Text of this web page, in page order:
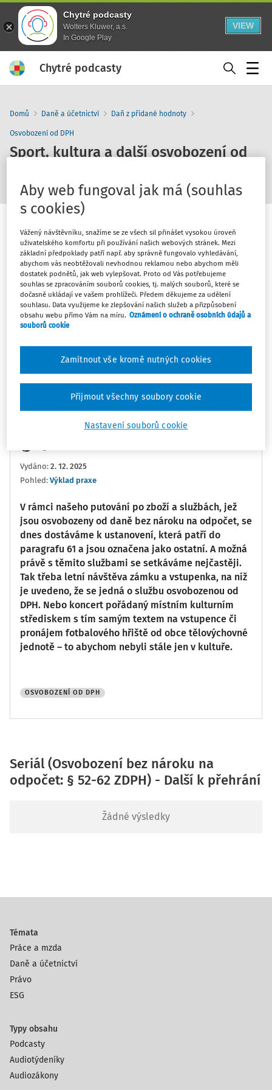
Chytré podcasty
Wolters Kluwer, a.s.
In Google Play
VIEW
Chytré podcasty
Domů Daně a účetnictví Daň z přidané hodnoty
Osvobození od DPH
Sport, kultura a další osvobození od
0:00 02:25
10 30 1x
Oblíbené
Poznámka
Náměty
Sledovat
Sdílet
Informace Přepis
Vydáno: 2. 12. 2025
Pohled: Výklad praxe
V rámci našeho putování po zboží a službách, jež
jsou osvobozeny od daně bez nároku na odpočet, se
dnes dostáváme k ustanovení, která patří do
paragrafu 61 a jsou označena jako ostatní. A možná
právě s těmito službami se setkáváme nejčastěji.
Tak třeba letní návštěva zámku a vstupenka, na níž
je uvedeno, že se jedná o službu osvobozenou od
DPH. Nebo koncert pořádaný místním kulturním
střediskem s tím samým textem na vstupence či
pronájem fotbalového hřiště od obce tělovýchovné
jednotě – to abychom nebyli stále jen v kultuře.
OSVOBOZENÍ OD DPH
Seriál (Osvobození bez nároku na
odpočet: § 52-62 ZDPH) - Další k přehrání
Žádné výsledky
Témata
Práce a mzda
Daně a účetnictví
Právo
ESG
Typy obsahu
Podcasty
Audiotýdeníky
Audiozákony
Aby web fungoval jak má (souhlas
s cookies)
Vážený návštěvníku, snažíme se ze všech sil přinášet vysokou úroveň
uživatelského komfortu při používání našich webových stránek. Mezi
základní předpoklady patří např. aby správně fungovalo vyhledávání,
abychom vás neobtěžovali nevhodnou reklamou nebo abychom měli
dostatek podnětů, jak web vylepšovat. Proto od Vás potřebujeme
souhlas se zpracováním souborů cookies, tj. malých souborů, které se
dočasně ukládají ve vašem prohlížeči. Předem děkujeme za udělení
souhlasu. Data využijeme ke zlepšování našich služeb a přizpůsobení
obsahu webu přímo Vám na míru. Oznámení o ochraně osobních údajů a
souborů cookie
Nastavení souborů cookie
Zamítnout vše kromě nutných cookies
Přijmout všechny soubory cookie